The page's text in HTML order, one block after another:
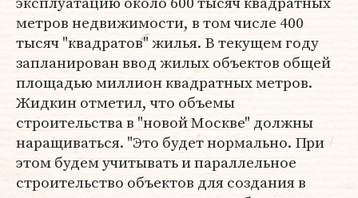
метров недвижимости, в том числе 400
тысяч "квадратов" жилья. В текущем году
запланирован ввод жилых объектов общей
площадью миллион квадратных метров.
Жидкин отметил, что объемы
строительства в "новой Москве" должны
наращиваться. "Это будет нормально. При
этом будем учитывать и параллельное
строительство объектов для создания в